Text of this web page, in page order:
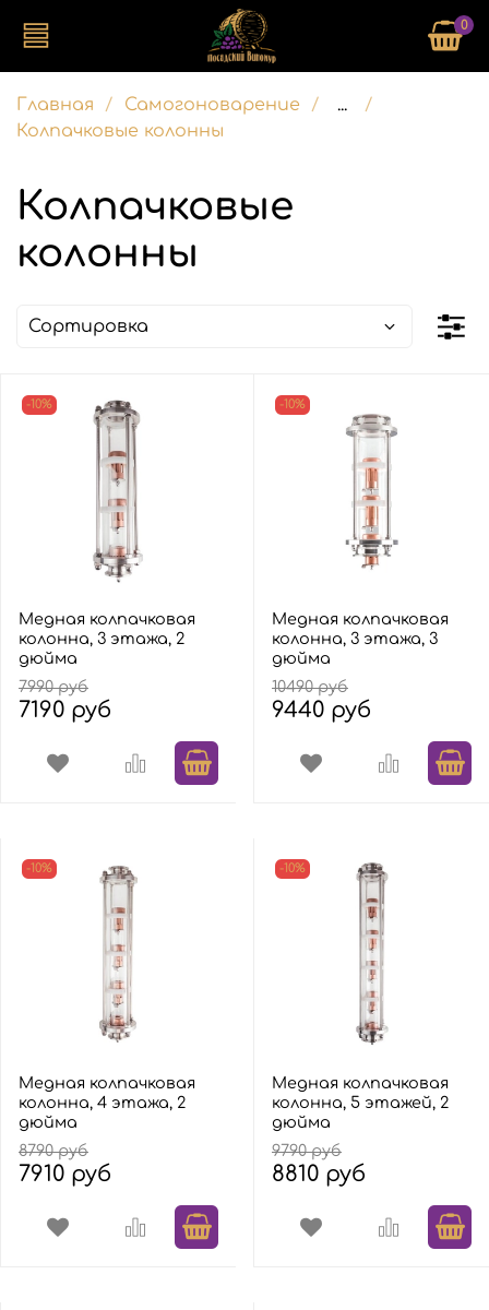
0
Главная Самогоноварение
...
Колпачковые колонны
Колпачковые
колонны
-10%
Медная колпачковая
колонна, 3 этажа, 2
дюйма
7990 руб
7190 руб
-10%
Медная колпачковая
колонна, 3 этажа, 3
дюйма
10490 руб
9440 руб
-10%
Медная колпачковая
колонна, 4 этажа, 2
дюйма
8790 руб
7910 руб
-10%
Медная колпачковая
колонна, 5 этажей, 2
дюйма
9790 руб
8810 руб